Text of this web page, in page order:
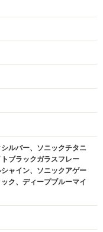
ルバー、ソニックチタニ
ブラックガラスフレー
ャイン、ソニックアゲー
ク、ディープブルーマイ